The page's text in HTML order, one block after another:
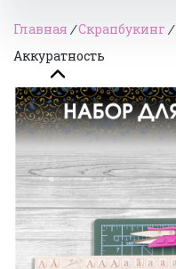
Главная /Скрапбукинг /
Аккуратность